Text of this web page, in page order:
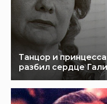
Танцор и
разбил сердце